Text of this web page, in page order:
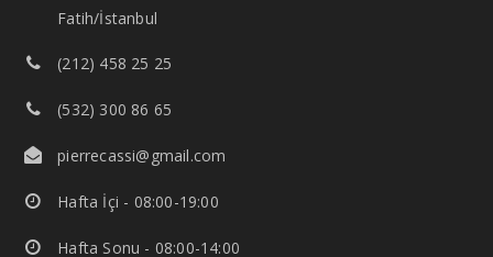
Fatih/İstanbul
(212) 458 25 25
(532) 300 86 65
pierrecassi@gmail.com
Hafta İçi - 08:00-19:00
Hafta Sonu - 08:00-14:00